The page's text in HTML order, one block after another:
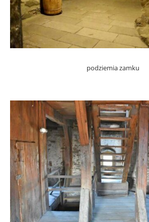
podziemia zamku